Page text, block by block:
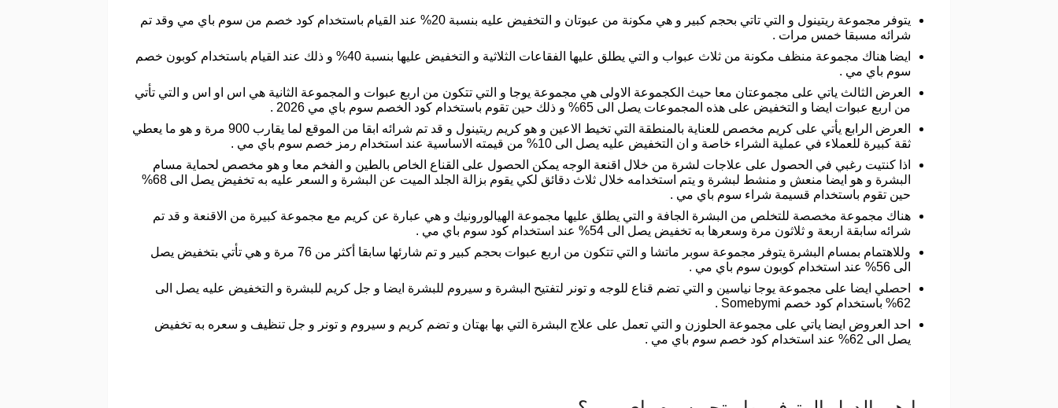
يتوفر مجموعة ريتينول و التي تاتي بحجم كبير و هي مكونة من عبوتان و التخفيض عليه بنسبة 20% عند القيام باستخدام كود خصم من سوم باي مي وقد تم
شرائه مسبقا خمس مرات .
ايضا هناك مجموعة منظف مكونة من ثلاث عبواب و التي يطلق عليها الفقاعات الثلاثية و التخفيض عليها بنسبة 40% و ذلك عند القيام باستخدام كوبون خصم
سوم باي مي .
العرض الثالث ياتي على مجموعتان معا حيث الكجموعة الاولى هي مجموعة يوجا و التي تتكون من اربع عبوات و المجموعة الثانية هي اس او اس و التي تأتي
من اربع عبوات ايضا و التخفيض على هذه المجموعات يصل الى 65% و ذلك حين تقوم باستخدام كود الخصم سوم باي مي 2026 .
العرض الرابع يأتي على كريم مخصص للعناية بالمنطقة التي تخيط الاعين و هو كريم ريتينول و قد تم شرائه ابقا من الموقع لما يقارب 900 مرة و هو ما يعطي
ثقة كبيرة للعملاء في عملية الشراء خاصة و ان التخفيض عليه يصل الى 10% من قيمته الاساسية عند استخدام رمز خصم سوم باي مي .
اذا كنتيت رغبي في الحصول على علاجات لشرة من خلال اقنعة الوجه يمكن الحصول على القناع الخاص بالطين و الفخم معا و هو مخصص لحماية مسام
البشرة و هو ايضا منعش و منشط لبشرة و يتم استخدامه خلال ثلاث دقائق لكي يقوم بزالة الجلد الميت عن البشرة و السعر عليه به تخفيض يصل الى 68%
حين تقوم باستخدام قسيمة شراء سوم باي مي .
هناك مجموعة مخصصة للتخلص من البشرة الجافة و التي يطلق عليها مجموعة الهيالورونيك و هي عبارة عن كريم مع مجموعة كبيرة من الاقنعة و قد تم
شرائه سابقة اربعة و ثلاثون مرة وسعرها به تخفيض يصل الى 54% عند استخدام كود سوم باي مي .
وللاهتمام بمسام البشرة يتوفر مجموعة سوبر ماتشا و التي تتكون من اربع عبوات بحجم كبير و تم شارئها سابقا أكثر من 76 مرة و هي تأتي بتخفيض يصل
الى 56% عند استخدام كوبون سوم باي مي .
احصلي ايضا على مجموعة يوجا نياسين و التي تضم قناع للوجه و تونر لتفتيح البشرة و سيروم للبشرة ايضا و جل كريم للبشرة و التخفيض عليه يصل الى
62% باستخدام كود خصم Somebymi .
احد العروض ايضا ياتي على مجموعة الحلوزن و التي تعمل على علاج البشرة التي بها بهتان و تضم كريم و سيروم و تونر و جل تنظيف و سعره به تخفيض
يصل الى 62% عند استخدام كود خصم سوم باي مي .